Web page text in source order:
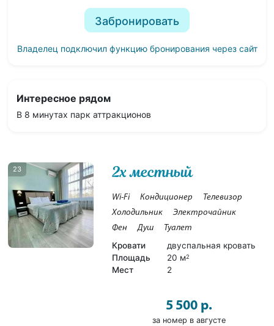
Забронировать
Владелец подключил функцию бронирования через сайт
Интересное рядом
В 8 минутах парк аттракционов
23 2х местный
Wi-Fi Кондиционер
Телевизор
Холодильник
Электрочайник
Фен
Душ Туалет
Кровати
двуспальная кровать
Площадь
20 м2
Мест 2
5 500 р.
за номер в августе